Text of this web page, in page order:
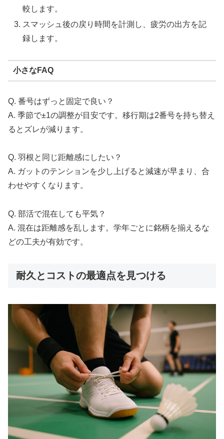
較します。
スマッシュ後の戻り時間を計測し、疲労の出方を記
録します。
小さなFAQ
Q. 番号はずっと固定で良い？
A. 季節で±1の調整が目安です。移行期は2番号を持ち替え
るとズレが減ります。
Q. 羽根と同じ距離感にしたい？
A. ガットのテンションを少し上げると減速が早まり、合
わせやすくなります。
Q. 部活で混在しても平気？
A. 混在は距離感を乱します。学年ごとに銘柄を揃えるな
どの工夫が有効です。
耐久とコストの最適点を見つける